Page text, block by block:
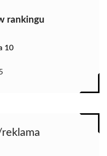
rankingu
10